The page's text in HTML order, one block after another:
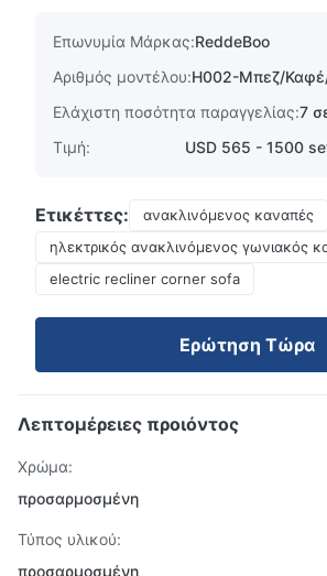
Επωνυμία Μάρκας:ReddeBoo
Αριθμός μοντέλου:H002-Μπεζ/
Ελάχιστη ποσότητα παραγγελίας:7
Τιμή:
USD 565 - 1500
Ετικέττες:
ανακλινόμενος καναπές
ηλεκτρικός ανακλινόμενος γωνιακός
electric recliner corner sofa
Ερώτηση Τώρα
Λεπτομέρειες προιόντος
Χρώμα:
προσαρμοσμένη
Τύπος υλικού:
προσαρμοσμένη